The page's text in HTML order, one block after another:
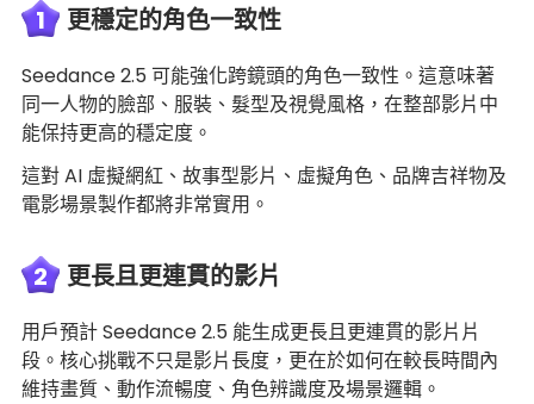
1 更穩定的角色一致性
Seedance 2.5 可能強化跨鏡頭的角色一致性。這意味著
同一人物的臉部、服裝、髮型及視覺風格，在整部影片中
能保持更高的穩定度。
這對 AI 虛擬網紅、故事型影片、虛擬角色、品牌吉祥物及
電影場景製作都將非常實用。
2 更長且更連貫的影片
用戶預計 Seedance 2.5 能生成更長且更連貫的影片片
段。核心挑戰不只是影片長度，更在於如何在較長時間內
維持畫質、動作流暢度、角色辨識度及場景邏輯。